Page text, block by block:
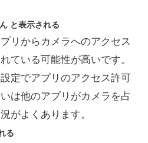
と表示される
リからカメラへのアクセス
ている可能性が高いです。
定でアプリのアクセス許可
は他のアプリがカメラを占
がよくあります。
る